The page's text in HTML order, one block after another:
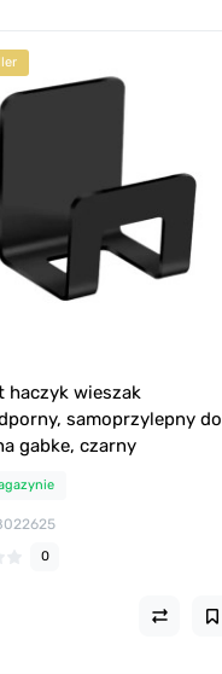
haczyk wieszak
samoprzylepny do
gabke, czarny
0